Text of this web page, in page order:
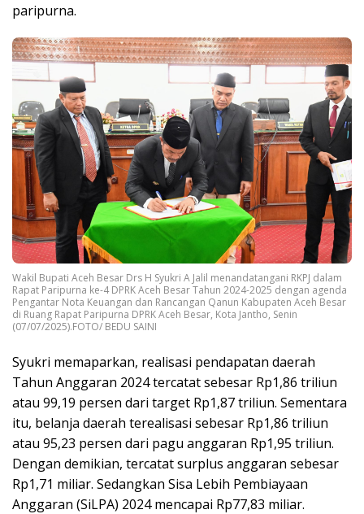
paripurna.
Wakil Bupati Aceh Besar Drs H Syukri A Jalil menandatangani RKPJ dalam
Rapat Paripurna ke-4 DPRK Aceh Besar Tahun 2024-2025 dengan agenda
Pengantar Nota Keuangan dan Rancangan Qanun Kabupaten Aceh Besar
di Ruang Rapat Paripurna DPRK Aceh Besar, Kota Jantho, Senin
(07/07/2025).FOTO/ BEDU SAINI
Syukri memaparkan, realisasi pendapatan daerah
Tahun Anggaran 2024 tercatat sebesar Rp1,86 triliun
atau 99,19 persen dari target Rp1,87 triliun. Sementara
itu, belanja daerah terealisasi sebesar Rp1,86 triliun
atau 95,23 persen dari pagu anggaran Rp1,95 triliun.
Dengan demikian, tercatat surplus anggaran sebesar
Rp1,71 miliar. Sedangkan Sisa Lebih Pembiayaan
Anggaran (SiLPA) 2024 mencapai Rp77,83 miliar.